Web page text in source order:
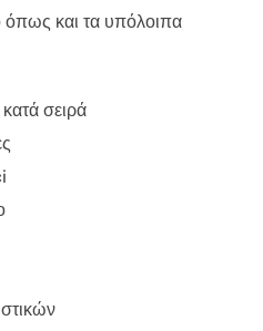
όπως και τα υπόλοιπα
σειρά